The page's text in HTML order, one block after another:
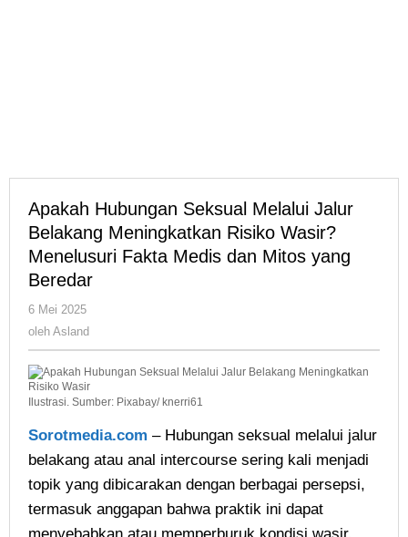
Apakah Hubungan Seksual Melalui Jalur
Belakang Meningkatkan Risiko Wasir?
Menelusuri Fakta Medis dan Mitos yang
Beredar
6 Mei 2025
oleh Asland
Ilustrasi. Sumber: Pixabay/ knerri61
Sorotmedia.com – Hubungan seksual melalui jalur
belakang atau anal intercourse sering kali menjadi
topik yang dibicarakan dengan berbagai persepsi,
termasuk anggapan bahwa praktik ini dapat